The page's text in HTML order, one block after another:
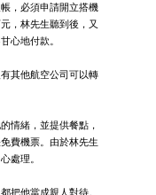
，必須申請開立搭機
，林先生聽到後，又
心地付款。
其他航空公司可以轉
情緒，並提供餐點，
費機票。由於林先生
處理。
把他當成親人對待。